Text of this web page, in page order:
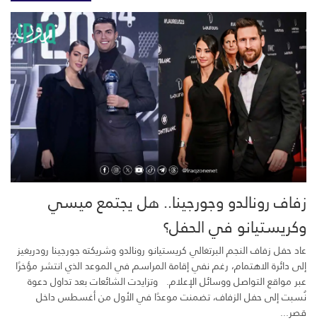
زفاف رونالدو وجورجينا.. هل يجتمع ميسي
وكريستيانو في الحفل؟
عاد حفل زفاف النجم البرتغالي كريستيانو رونالدو وشريكته جورجينا رودريغيز
إلى دائرة الاهتمام، رغم نفي إقامة المراسم في الموعد الذي انتشر مؤخرًا
عبر مواقع التواصل ووسائل الإعلام. وتزايدت الشائعات بعد تداول دعوة
نُسبت إلى حفل الزفاف، تضمنت موعدًا في الأول من أغسطس داخل
قصر...